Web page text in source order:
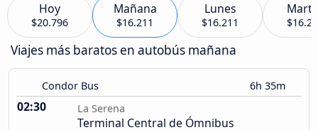
Hoy
$20.796
Mañana
$16.211
Lunes
$16.211
Viajes más baratos en autobús mañana
Condor Bus 6h 35m
02:30 La Serena
Terminal Central de Ómnibus